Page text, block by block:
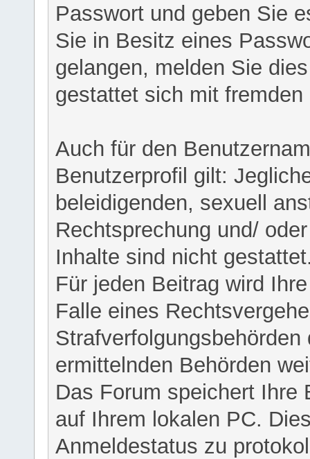
Passwort und geben Sie
Sie in Besitz eines
gelangen, melden Sie
gestattet sich mit
Auch für den
Benutzerprofil gilt:
beleidigenden, sexuell
Rechtsprechung und/
Inhalte sind nicht
Für jeden Beitrag wird
Falle eines
ermittelnden Behörden
Das Forum speichert Ihre
auf Ihrem lokalen PC.
Anmeldestatus zu